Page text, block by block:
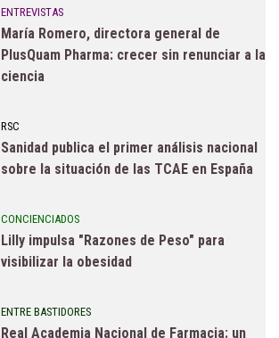
ENTREVISTAS
María Romero, directora general de
PlusQuam Pharma: crecer sin renunciar a la
ciencia
RSC
Sanidad publica el primer análisis nacional
sobre la situación de las TCAE en España
CONCIENCIADOS
Lilly impulsa "Razones de Peso" para
visibilizar la obesidad
ENTRE BASTIDORES
Real Academia Nacional de Farmacia: un